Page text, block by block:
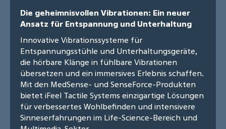
Die geheimnisvollen Vibrationen: Ein neuer
Ansatz für Entspannung und Unterhaltung
Innovative Vibrationssysteme für
Entspannungsstühle und Unterhaltungsgeräte,
die hörbare Klänge in fühlbare Vibrationen
übersetzen und ein immersives Erlebnis schaffen.
Mit den MedSense- und SenseForce-Produkten
bietet iFeel Tactile Systems einzigartige Lösungen
für verbessertes Wohlbefinden und intensivere
Sinneserfahrungen im Life-Science-Bereich und